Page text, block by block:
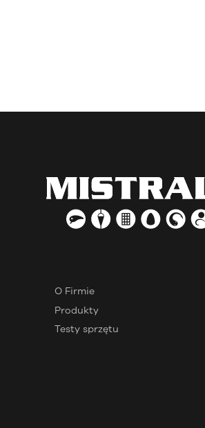
O Firmie
Produkty
Testy sprzętu